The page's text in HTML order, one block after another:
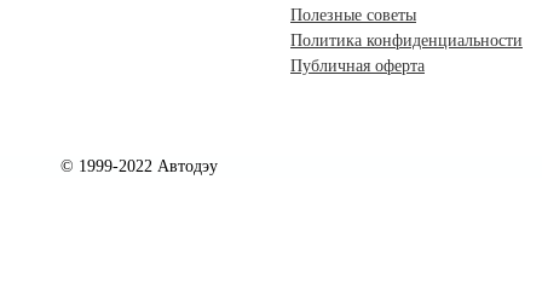
Полезные советы
Политика конфиденциальности
Публичная оферта
© 1999-2022 Автодэу